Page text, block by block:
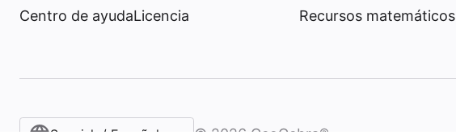
Centro de ayudaLicencia Recursos matemáticos